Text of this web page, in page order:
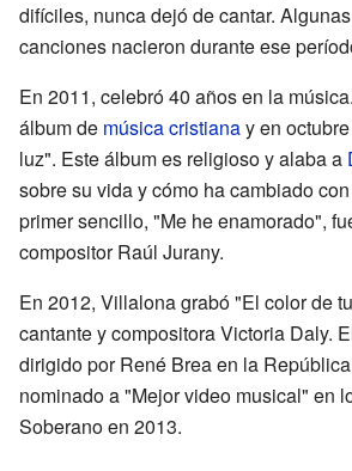
difíciles, nunca dejó de cantar.
canciones nacieron durante ese
En 2011, celebró 40 años en la
álbum de música cristianay en
luz". Este álbum es religioso y alaba a
sobre su vida y cómo ha cambiado
primer sencillo, "Me he enamorado",
compositor Raúl Jurany.
En 2012, Villalona grabó "El color de
cantante y compositora Victoria Daly.
dirigido por René Brea en la
nominado a "Mejor video musical" en
Soberano en 2013.